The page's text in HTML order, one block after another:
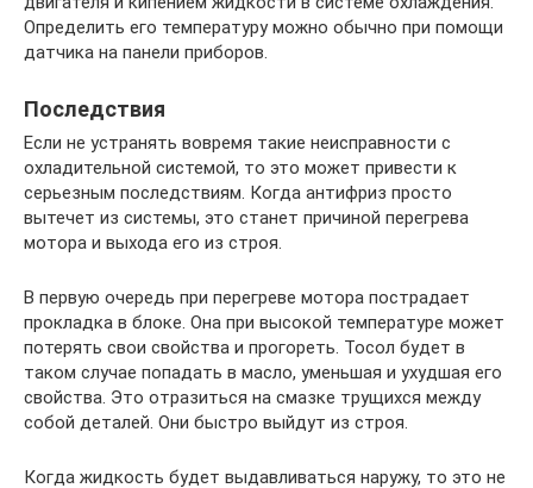
Определить его температуру можно обычно при помощи
датчика на панели приборов.
Последствия
Если не устранять вовремя такие неисправности с
охладительной системой, то это может привести к
серьезным последствиям. Когда антифриз просто
вытечет из системы, это станет причиной перегрева
мотора и выхода его из строя.
В первую очередь при перегреве мотора пострадает
прокладка в блоке. Она при высокой температуре может
потерять свои свойства и прогореть. Тосол будет в
таком случае попадать в масло, уменьшая и ухудшая его
свойства. Это отразиться на смазке трущихся между
собой деталей. Они быстро выйдут из строя.
Когда жидкость будет выдавливаться наружу, то это не